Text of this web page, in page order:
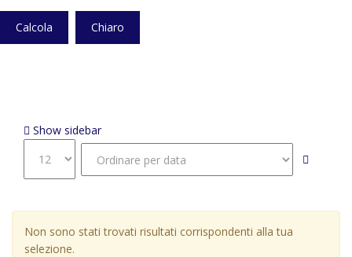
Calcola Chiaro
Show sidebar
Non sono stati trovati risultati corrispondenti alla tua
selezione.